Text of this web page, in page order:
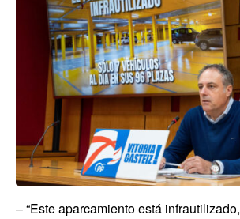
– “Este aparcamiento está infrautilizado,